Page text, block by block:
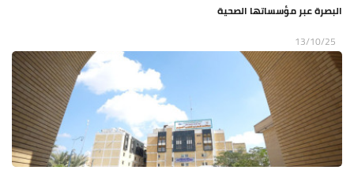
البصرة عبر مؤسساتها الصحية
13/10/25